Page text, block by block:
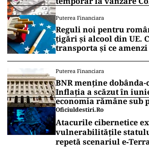
Puterea Financiara
Reguli noi pentru
țigări și alcool din UE.
transporta și ce
Puterea Financiara
BNR menține dobânda-
Inflația a scăzut în
economia rămâne sub
Oficiuldestiri.ro
Atacurile cibernetice
vulnerabilitățile
repetă scenariul